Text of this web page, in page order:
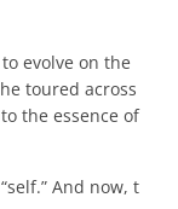
evolve on the
toured across
the essence of
And now, t